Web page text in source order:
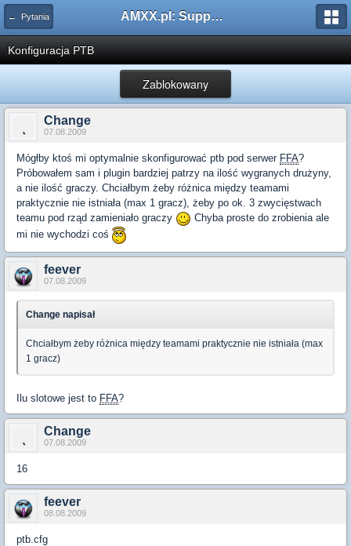
← Pytania AMXX.pl: Support AMX Mod X i SourceMod
Konfiguracja PTB
Zablokowany
Change
07.08.2009
Mógłby ktoś mi optymalnie skonfigurować ptb pod serwer FFA?
Próbowałem sam i plugin bardziej patrzy na ilość wygranych drużyny,
a nie ilość graczy. Chciałbym żeby różnica między teamami
praktycznie nie istniała (max 1 gracz), żeby po ok. 3 zwycięstwach
teamu pod rząd zamieniało graczy
Chyba proste do zrobienia ale
mi nie wychodzi coś
feever
07.08.2009
Change napisał
Chciałbym żeby różnica między teamami praktycznie nie istniała (max
1 gracz)
Ilu slotowe jest to FFA?
Change
07.08.2009
16
feever
08.08.2009
ptb.cfg